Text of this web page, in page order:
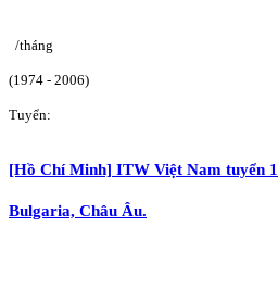
/tháng
(1974 - 2006)
Tuyển:
[Hồ Chí Minh] ITW Việt Nam tuyển
Bulgaria, Châu Âu.